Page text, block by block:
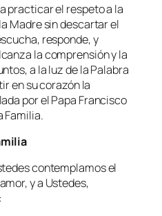
practicar el respeto a la
Madre sin descartar el
responde, y
la comprensión y la
a la luz de la Palabra
en su corazón la
por el Papa Francisco
Familia.
contemplamos el
y a Ustedes,